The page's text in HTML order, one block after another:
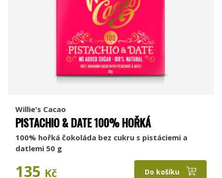
Willie's Cacao
PISTACHIO & DATE 100% HOŘKÁ
100% hořká čokoláda bez cukru s pistáciemi a
datlemi 50 g
135 Kč Do košíku